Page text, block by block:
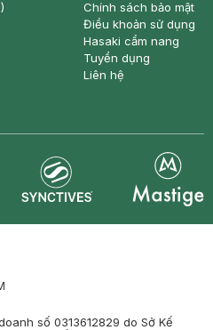
Chính sách bảo mật
Điều khoản sử dụng
Hasaki cẩm nang
Tuyển dụng
Liên hệ
số 0313612829 do Sở Kế